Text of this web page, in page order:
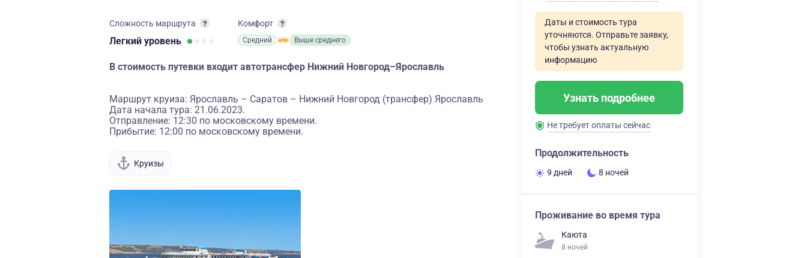
Сложность маршрута
Легкий уровень
Комфорт
Средний Выше среднего
В стоимость путевки входит автотрансфер Нижний Новгород–Ярославль
Маршрут круиза: Ярославль – Саратов – Нижний Новгород (трансфер) Ярославль
Дата начала тура: 21.06.2023.
Отправление: 12:30 по московскому времени.
Прибытие: 12:00 по московскому времени.
Круизы
Даты и стоимость тура
уточняются. Отправьте заявку,
чтобы узнать актуальную
информацию
Узнать подробнее
Не требует оплаты сейчас
Продолжительность
9 дней 8 ночей
Проживание во время тура
Каюта
8 ночей